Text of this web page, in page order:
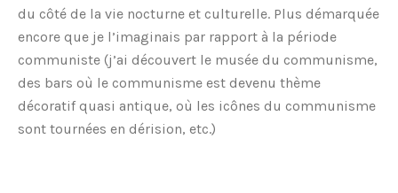
du côté de la vie nocturne et culturelle. Plus démarquée
encore que je l’imaginais par rapport à la période
communiste (j’ai découvert le musée du communisme,
des bars où le communisme est devenu thème
décoratif quasi antique, où les icônes du communisme
sont tournées en dérision, etc.)